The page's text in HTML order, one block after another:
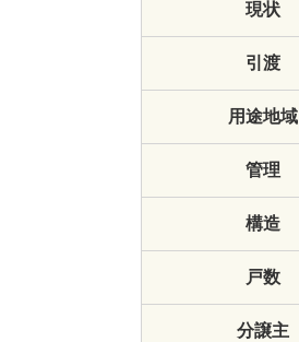
現状
引渡
用途地域
管理
構造
戸数
分譲主